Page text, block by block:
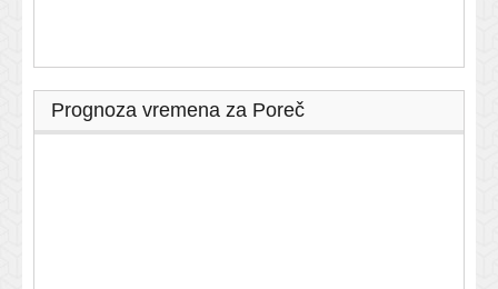
Prognoza vremena za Poreč